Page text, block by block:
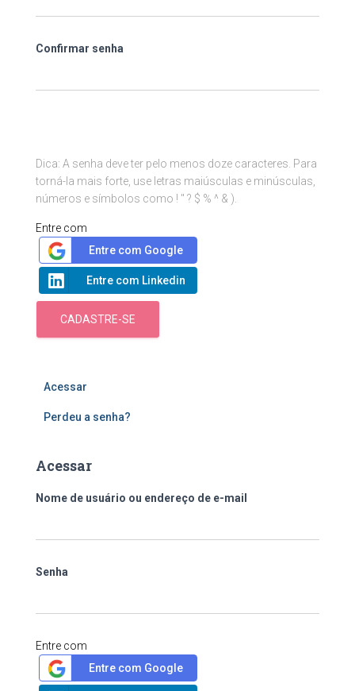
Confirmar senha
Dica: A senha deve ter pelo menos doze caracteres. Para
torná-la mais forte, use letras maiúsculas e minúsculas,
números e símbolos como ! " ? $ % ^ & ).
Entre com
Entre com Google
Entre com Linkedin
CADASTRE-SE
Acessar
Perdeu a senha?
Acessar
Nome de usuário ou endereço de e-mail
Senha
Entre com
Entre com Google